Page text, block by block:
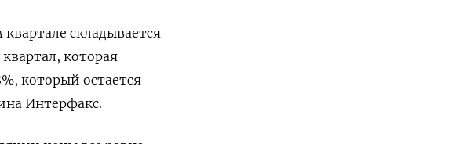
складывается
которая
который остается
Интерфакс.